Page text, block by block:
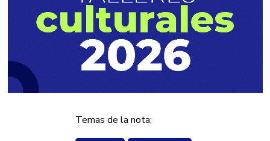
Temas de la nota: